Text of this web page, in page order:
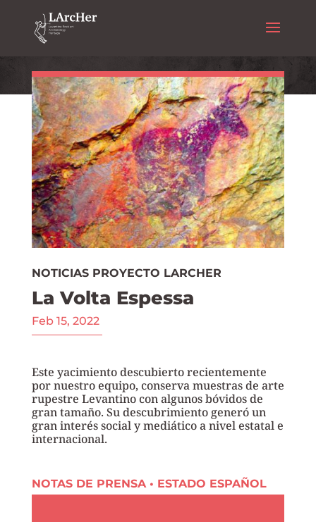
NOTICIAS PROYECTO LARCHER
La Volta Espessa
Feb 15, 2022
Este yacimiento descubierto recientemente
por nuestro equipo, conserva muestras de arte
rupestre Levantino con algunos bóvidos de
gran tamaño. Su descubrimiento generó un
gran interés social y mediático a nivel estatal e
internacional.
NOTAS DE PRENSA • ESTADO ESPAÑOL